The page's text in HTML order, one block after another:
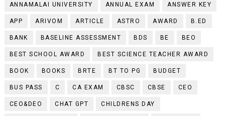
ANNAMALAI UNIVERSITY ANNUAL EXAM ANSWER KEY
APP ARIVOM ARTICLE ASTRO AWARD B.ED
BANK BASELINE ASSESSMENT BDS BE BEO
BEST SCHOOL AWARD BEST SCIENCE TEACHER AWARD
BOOK BOOKS BRTE BT TO PG BUDGET
BUS PASS C CA EXAM CBSC CBSE CEO
CEO&DEO CHAT GPT CHILDRENS DAY